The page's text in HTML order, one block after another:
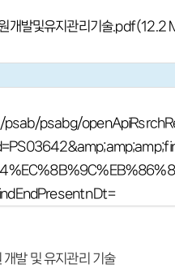
개발및유지관리기술.pdf(12.2
psabg/
발 및 유지관리 기술